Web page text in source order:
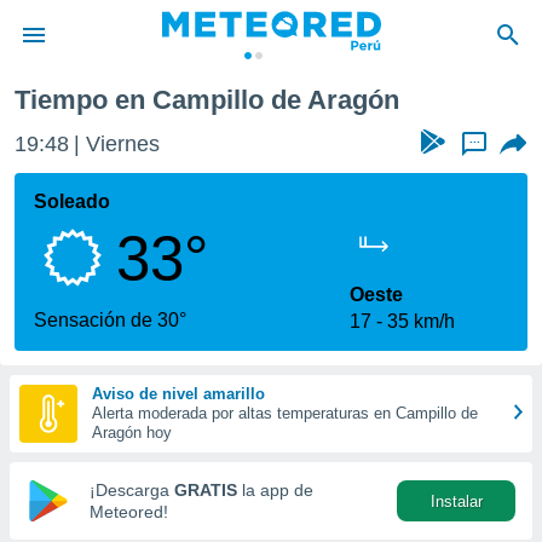
de
ha sido
calidad.
a este
las
y
forma
digital
basada
Tiempo en Campillo de Aragón
19:48 Viernes ...
Soleado
33°
Sensación de 30°
Oeste
17
35 km/h
Aviso de nivel amarillo
Alerta moderada por altas temperaturas en Campillo de
Aragón hoy
¡Descarga GRATIS la app de
Meteored!
Instalar